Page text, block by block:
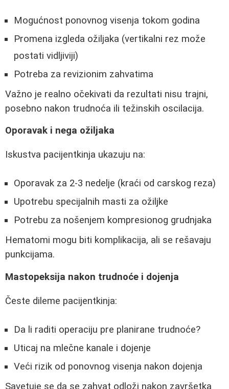
Mogućnost ponovnog visenja tokom godina
Promena izgleda ožiljaka (vertikalni rez može
postati vidljiviji)
Potreba za revizionim zahvatima
Važno je realno očekivati da rezultati nisu trajni,
posebno nakon trudnoća ili težinskih oscilacija.
Oporavak i nega ožiljaka
Iskustva pacijentkinja ukazuju na:
Oporavak za 2-3 nedelje (kraći od carskog reza)
Upotrebu specijalnih masti za ožiljke
Potrebu za nošenjem kompresionog grudnjaka
Hematomi mogu biti komplikacija, ali se rešavaju
punkcijama.
Mastopeksija nakon trudnoće i dojenja
Česte dileme pacijentkinja:
Da li raditi operaciju pre planirane trudnoće?
Uticaj na mlečne kanale i dojenje
Veći rizik od ponovnog visenja nakon dojenja
Savetuje se da se zahvat odloži nakon završetka